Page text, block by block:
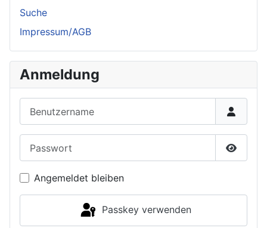
Suche
Impressum/AGB
Anmeldung
Angemeldet bleiben
Passkey verwenden